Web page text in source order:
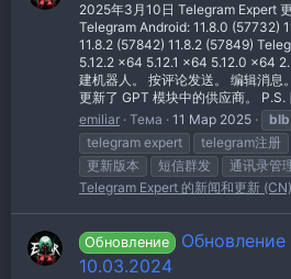
2025年3月10日 Telegram Expert
Telegram Android: 11.8.0 (57732)
11.8.2 (57842) 11.8.2 (57849)
5.12.2 x64 5.12.1 x64 5.12.0 x64
建机器人。 按评论发送。 编辑消息
更新了 GPT 模块中的供应商。 P.S.
emiliar Тема 11 Мар 2025 blb
telegram expert
telegram注册
更新版本
短信群发 通讯录管
Telegram Expert 的新闻和更新 (CN)
Обновление
10.03.2024